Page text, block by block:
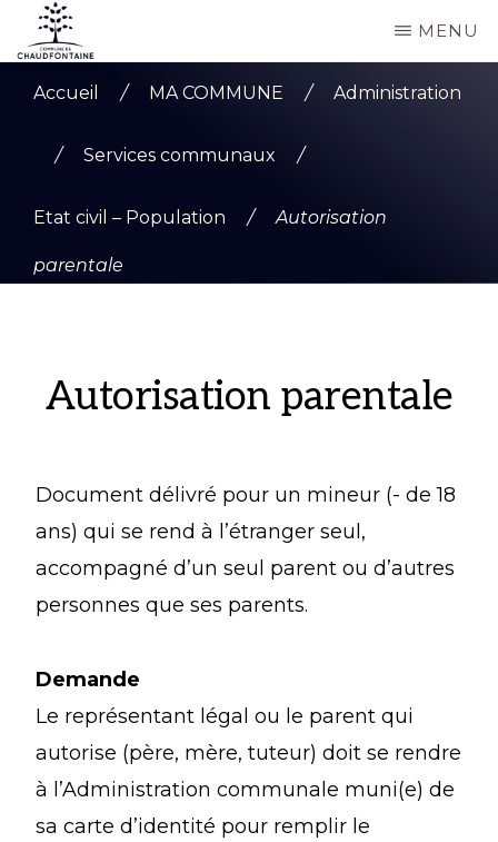
Passer
au
contenu
commune
MENU
Accueil / MA COMMUNE / Administration
/ Services communaux /
Etat civil – Population / Autorisation
parentale
Autorisation parentale
Document délivré pour un mineur (- de 18
ans) qui se rend à l’étranger seul,
accompagné d’un seul parent ou d’autres
personnes que ses parents.
Demande
Le représentant légal ou le parent qui
autorise (père, mère, tuteur) doit se rendre
à l’Administration communale muni(e) de
sa carte d’identité pour remplir le